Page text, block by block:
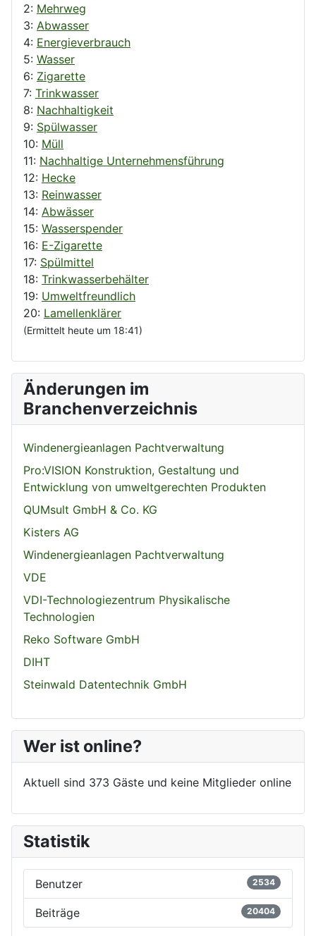
2: Mehrweg
3: Abwasser
4: Energieverbrauch
5: Wasser
6: Zigarette
7: Trinkwasser
8: Nachhaltigkeit
9: Spülwasser
10: Müll
11: Nachhaltige Unternehmensführung
12: Hecke
13: Reinwasser
14: Abwässer
15: Wasserspender
16: E-Zigarette
17: Spülmittel
18: Trinkwasserbehälter
19: Umweltfreundlich
20: Lamellenklärer
(Ermittelt heute um 18:41)
Änderungen im
Branchenverzeichnis
Windenergieanlagen Pachtverwaltung
Pro:VISION Konstruktion, Gestaltung und
Entwicklung von umweltgerechten Produkten
QUMsult GmbH & Co. KG
Kisters AG
Windenergieanlagen Pachtverwaltung
VDE
VDI-Technologiezentrum Physikalische
Technologien
Reko Software GmbH
DIHT
Steinwald Datentechnik GmbH
Wer ist online?
Aktuell sind 373 Gäste und keine Mitglieder online
Statistik
Benutzer 2534
Beiträge 20404